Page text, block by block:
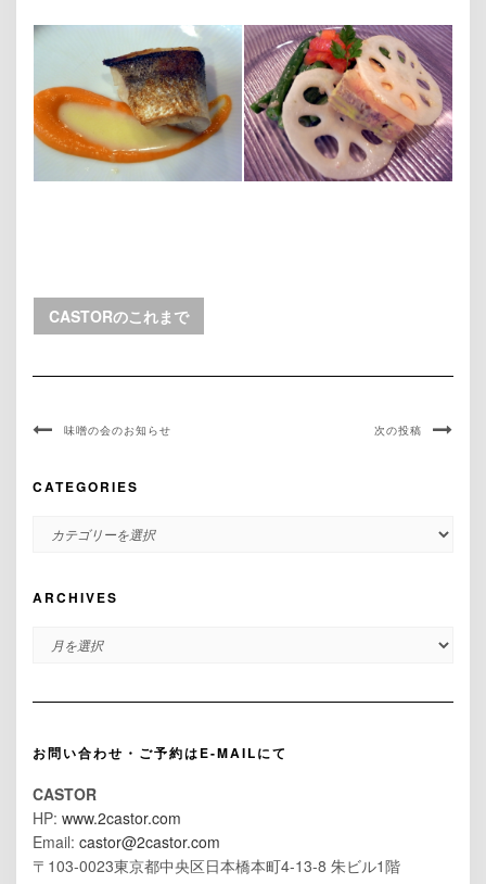
CASTORのこれまで
味噌の会のお知らせ 次の投稿
CATEGORIES
CATEGORIES
ARCHIVES
ARCHIVES
お問い合わせ・ご予約はE-MAILにて
CASTOR
HP: www.2castor.com
Email: castor@2castor.com
〒103-0023東京都中央区日本橋本町4-13-8 朱ビル1階